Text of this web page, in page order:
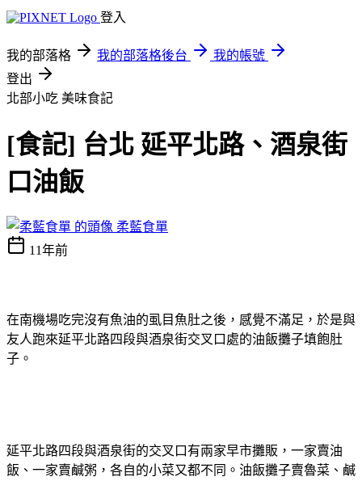
登入
我的部落格 我的部落格後台
我的帳號
登出
北部小吃 美味食記
[食記] 台北 延平北路、酒泉街
口油飯
柔藍食單
11年前
在南機場吃完沒有魚油的虱目魚肚之後，感覺不滿足，於是與
友人跑來延平北路四段與酒泉街交叉口處的油飯攤子填飽肚
子。
延平北路四段與酒泉街的交叉口有兩家早市攤販，一家賣油
飯、一家賣鹹粥，各自的小菜又都不同。油飯攤子賣魯菜、鹹